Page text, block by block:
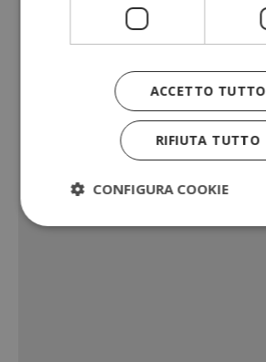
ACCETTO TUTTO
RIFIUTA TUTTO
CONFIGURA COOKIE